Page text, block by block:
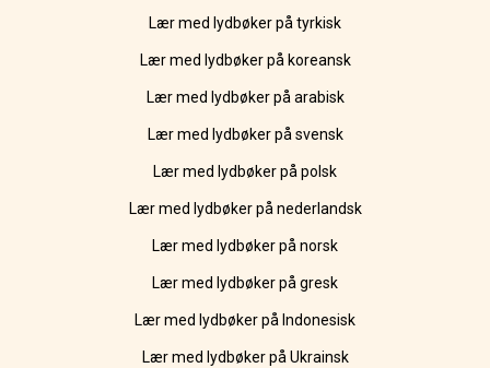
Lær med lydbøker på tyrkisk
Lær med lydbøker på koreansk
Lær med lydbøker på arabisk
Lær med lydbøker på svensk
Lær med lydbøker på polsk
Lær med lydbøker på nederlandsk
Lær med lydbøker på norsk
Lær med lydbøker på gresk
Lær med lydbøker på Indonesisk
Lær med lydbøker på Ukrainsk